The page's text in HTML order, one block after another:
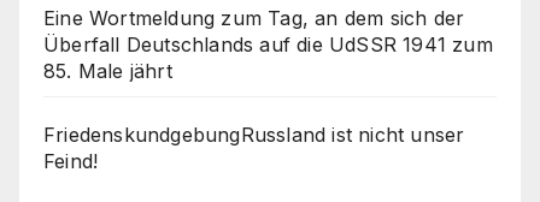
Eine Wortmeldung zum Tag, an dem sich der
Überfall Deutschlands auf die UdSSR 1941 zum
85. Male jährt
FriedenskundgebungRussland ist nicht unser
Feind!